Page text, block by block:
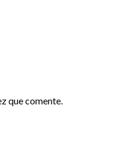
que comente.